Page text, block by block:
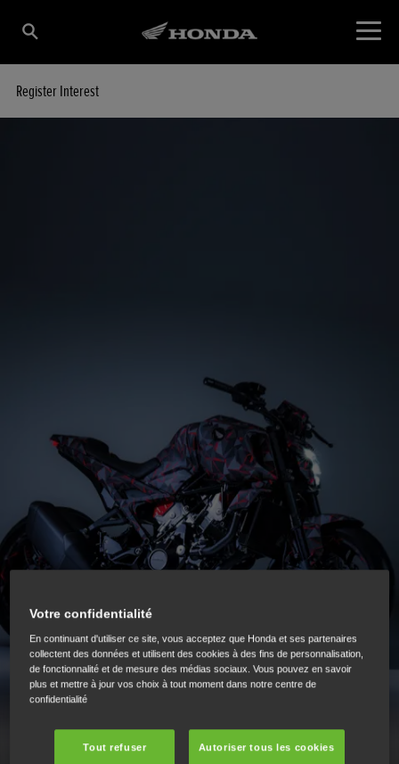
Register Interest
PROTOTYPE V3R 900 E-
COMPRESSOR
Votre confidentialité
En continuant d'utiliser ce site, vous acceptez que Honda et ses partenaires
collectent des données et utilisent des cookies à des fins de personnalisation,
de fonctionnalité et de mesure des médias sociaux. Vous pouvez en savoir
plus et mettre à jour vos choix à tout moment dans notre centre de
confidentialité
Tout refuser Autoriser tous les cookies